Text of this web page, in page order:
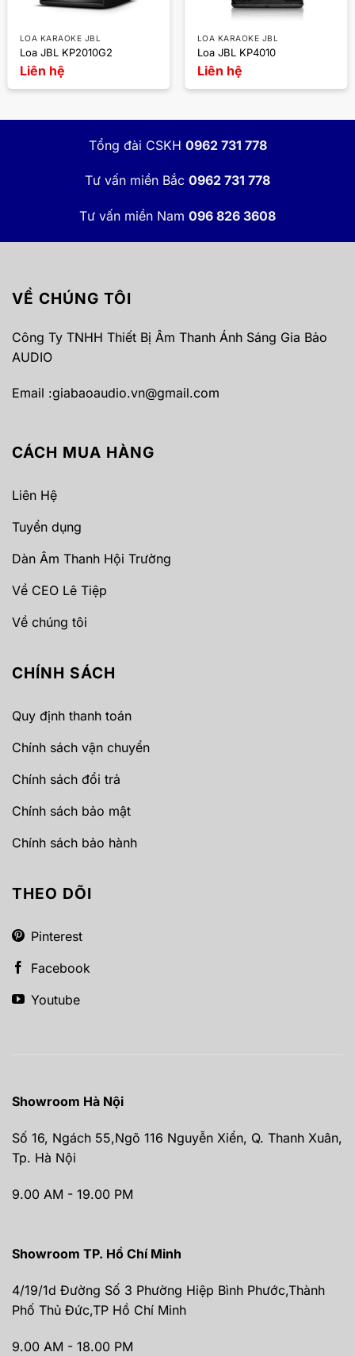
LOA KARAOKE JBL
Loa JBL KP2010G2
Liên hệ
LOA KARAOKE JBL
Loa JBL KP4010
Liên hệ
Tổng đài CSKH 0962 731 778
Tư vấn miền Bắc 0962 731 778
Tư vấn miền Nam 096 826 3608
VỀ CHÚNG TÔI
Công Ty TNHH Thiết Bị Âm Thanh Ánh Sáng Gia Bảo
AUDIO
Email :giabaoaudio.vn@gmail.com
CÁCH MUA HÀNG
Liên Hệ
Tuyển dụng
Dàn Âm Thanh Hội Trường
Về CEO Lê Tiệp
Về chúng tôi
CHÍNH SÁCH
Quy định thanh toán
Chính sách vận chuyển
Chính sách đổi trả
Chính sách bảo mật
Chính sách bảo hành
THEO DÕI
Pinterest
Facebook
Youtube
Showroom Hà Nội
Số 16, Ngách 55,Ngõ 116 Nguyễn Xiển, Q. Thanh Xuân,
Tp. Hà Nội
9.00 AM - 19.00 PM
Showroom TP. Hồ Chí Minh
4/19/1d Đường Số 3 Phường Hiệp Bình Phước,Thành
Phố Thủ Đức,TP Hồ Chí Minh
9.00 AM - 18.00 PM